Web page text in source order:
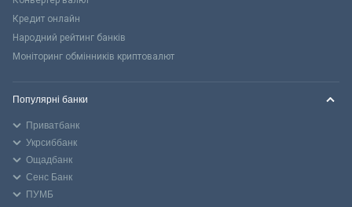
Кредит онлайн
Народний рейтинг банків
Моніторинг обмінників криптовалют
Популярні банки
Приватбанк
Укрсиббанк
Ощадбанк
Сенс Банк
ПУМБ